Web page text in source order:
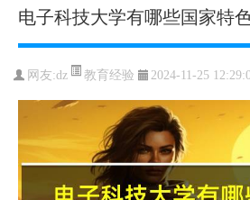
电子科技大学有哪些国家特
网友:dz 教育经验 2024-11-25